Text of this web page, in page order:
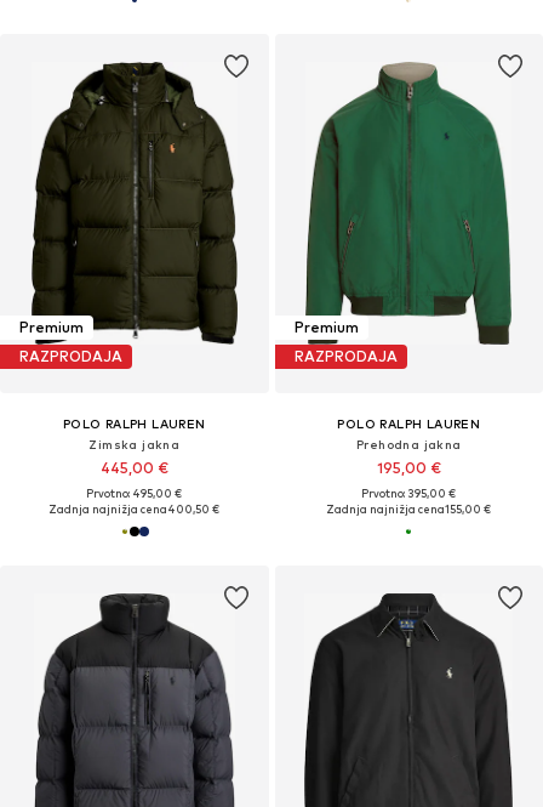
Premium
RAZPRODAJA
POLO RALPH LAUREN
Zimska jakna
445,00 €
Prvotno: 495,00 €
Zadnja najnižja cena400,50 €
Premium
RAZPRODAJA
POLO RALPH LAUREN
Prehodna jakna
195,00 €
Prvotno: 395,00 €
Zadnja najnižja cena155,00 €